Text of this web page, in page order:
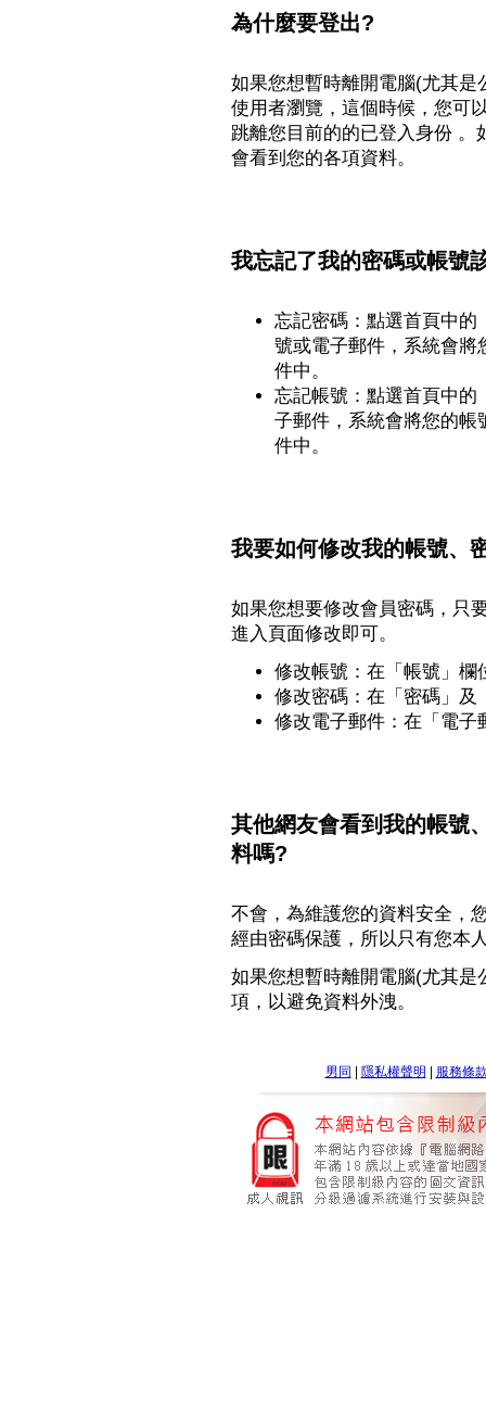
為什麼要登出?
如果您想暫時離開電腦(尤其
使用者瀏覽，這個時候，您可
跳離您目前的的已登入身份 。
會看到您的各項資料。
我忘記了我的密碼或帳號
忘記密碼：點選首頁中的
號或電子郵件，系統會將
件中。
忘記帳號：點選首頁中的
子郵件，系統會將您的帳
件中。
我要如何修改我的帳號、
如果您想要修改會員密碼，只
進入頁面修改即可。
修改帳號：在「帳號」欄
修改密碼：在「密碼」及
修改電子郵件：在「電子
其他網友會看到我的帳號
料嗎?
不會，為維護您的資料安全，
經由密碼保護，所以只有您本
如果您想暫時離開電腦(尤其
項，以避免資料外洩。
男同 隱私權聲明 服務條